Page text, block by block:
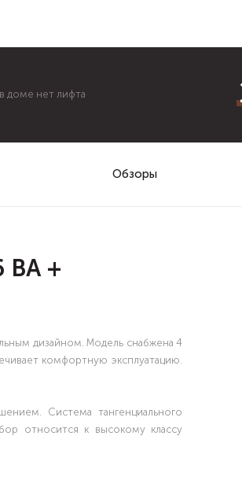
доме нет лифта
Обзоры
BA +
дизайном. Модель снабжена 4
комфортную эксплуатацию.
Система тангенциального
относится к высокому классу